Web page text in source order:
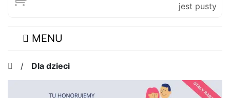
jest pusty
MENU
/ Dla dzieci